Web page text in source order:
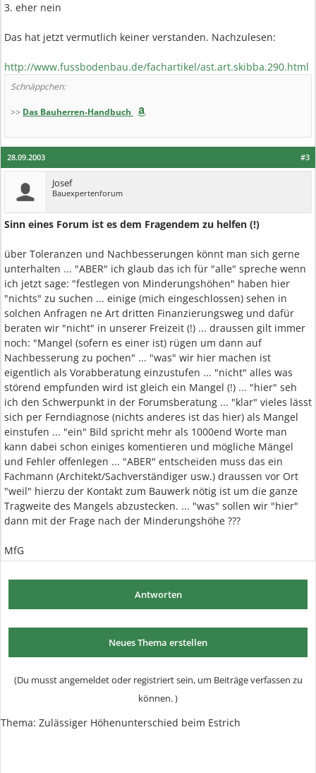
3. eher nein
Das hat jetzt vermutlich keiner verstanden. Nachzulesen:
http://www.fussbodenbau.de/fachartikel/ast.art.skibba.290.html
Schnäppchen:
>> Das Bauherren-Handbuch
#3
28.09.2003
Josef
Bauexpertenforum
Sinn eines Forum ist es dem Fragendem zu helfen (!)
über Toleranzen und Nachbesserungen könnt man sich gerne
unterhalten ... "ABER" ich glaub das ich für "alle" spreche wenn
ich jetzt sage: "festlegen von Minderungshöhen" haben hier
"nichts" zu suchen ... einige (mich eingeschlossen) sehen in
solchen Anfragen ne Art dritten Finanzierungsweg und dafür
beraten wir "nicht" in unserer Freizeit (!) ... draussen gilt immer
noch: "Mangel (sofern es einer ist) rügen um dann auf
Nachbesserung zu pochen" ... "was" wir hier machen ist
eigentlich als Vorabberatung einzustufen ... "nicht" alles was
störend empfunden wird ist gleich ein Mangel (!) ... "hier" seh
ich den Schwerpunkt in der Forumsberatung ... "klar" vieles lässt
sich per Ferndiagnose (nichts anderes ist das hier) als Mangel
einstufen ... "ein" Bild spricht mehr als 1000end Worte man
kann dabei schon einiges komentieren und mögliche Mängel
und Fehler offenlegen ... "ABER" entscheiden muss das ein
Fachmann (Architekt/Sachverständiger usw.) draussen vor Ort
"weil" hierzu der Kontakt zum Bauwerk nötig ist um die ganze
Tragweite des Mangels abzustecken. ... "was" sollen wir "hier"
dann mit der Frage nach der Minderungshöhe ???
MfG
Antworten
Neues Thema erstellen
(Du musst angemeldet oder registriert sein, um Beiträge verfassen zu
können. )
Thema: Zulässiger Höhenunterschied beim Estrich